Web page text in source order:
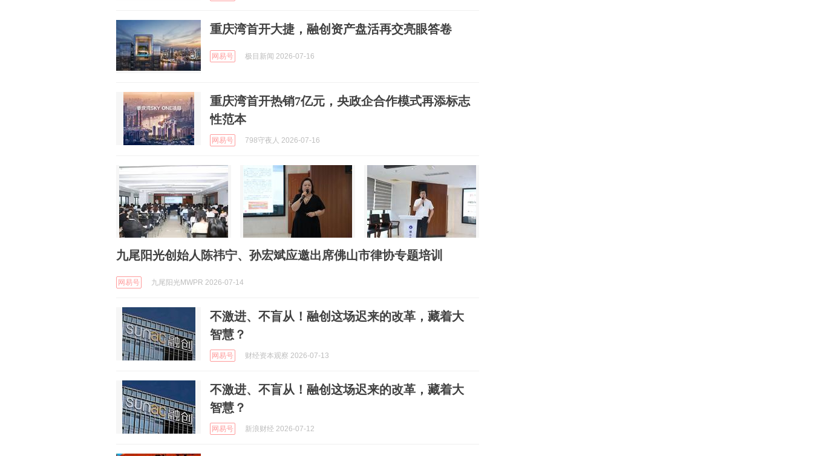
重庆湾首开大捷，融创资产盘活再交亮眼答卷
网易号 极目新闻 2026-07-16
重庆湾首开热销7亿元，央政企合作模式再添标志
性范本
网易号 798守夜人 2026-07-16
九尾阳光创始人陈祎宁、孙宏斌应邀出席佛山市律协专题培训
网易号 九尾阳光MWPR 2026-07-14
不激进、不盲从！融创这场迟来的改革，藏着大
智慧？
网易号 财经资本观察 2026-07-13
不激进、不盲从！融创这场迟来的改革，藏着大
智慧？
网易号 新浪财经 2026-07-12